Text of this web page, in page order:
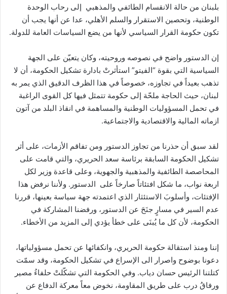
بلبنان من حالة الانقسام الطائفي والمذهبي إلى رحاب الوحدة
الوطنية، وتحصين الاستقرار والسلم الأهلي، عدا عن أنها يجب أن
تكون حكومة القرار السياسي لأنها من يضع السياسات العامة للدولة.
إن الدستور واضح في نصوصه وروحيته، وكان يتعيّن على الجهة
السياسية التي بقوة “الفيتو” استأثرتْ بادارة تشكيل الحكومة، أن لا
تذهب بعيداً في تجاوزه، خصوصاً في هذا الظرف الدقيق الذي يمر به
لبنان، حيث الحاجة ملحّة إلى حكومة تتمثل فيها كل القوى الراغبة
في تحمل المسؤوليات الوطنية والمساهمة في انقاذ البلد من آتون
ازماته المالية والاقتصادية والاجتماعية.
لقد سبق أن حذرنا من تجاوز الدستور ومن تفاقم الأزمات، على أثر
تشكيل الحكومة السابقة برئاسة سعد الحريري، والتي قامت على
المحاصصة الطائفية والمذهبية والجهوية، وعلى قاعدة وزير لكل
اربعة نواب، ما شكل افتئاتاً صارخاً على الدستور. ولأننا نرفض هذا
الإفتئات، وأسلوبَ الاستئثار الذي اعتمدته جهة سياسة بعينها، قررنا
عدم السير في مسارٍ جنَحَ عن الدستور، ورفضنا المشاركة في
الحكومة، لأن كل ما يُبنَى على خطأ يؤدي إلى المزيد من الأخطاء.
إننا ومنذ استقالة حكومة الحريري، وانكفائها عن تحمل مسؤولياتها،
دعونا بوضوح واصرار الى الإسراع في تشكيل الحكومة، وقد سمّت
كتلتنا الرئيس حسان دياب. وفي الحكومة التي تشكّلتْ حلفاءُ مصير
ورفاقُ درب على طريق المقاومة، نخوض معاً معركة الدفاع عن